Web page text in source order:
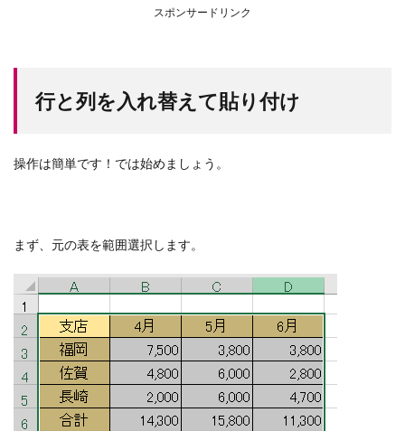
スポンサードリンク
行と列を入れ替えて貼り付け
操作は簡単です！では始めましょう。
まず、元の表を範囲選択します。